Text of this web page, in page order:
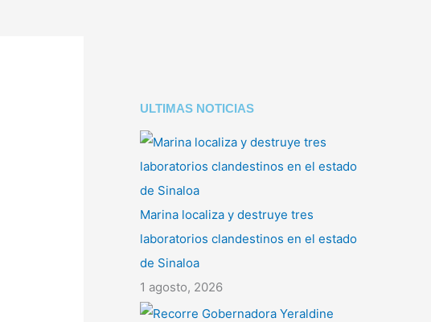
ULTIMAS NOTICIAS
Marina localiza y destruye tres
laboratorios clandestinos en el estado
de Sinaloa
1 agosto, 2026